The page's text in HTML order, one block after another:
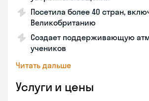
Посетила более 40 стран,
Великобританию
Создает поддерживающую
учеников
Читать дальше
Услуги и цены